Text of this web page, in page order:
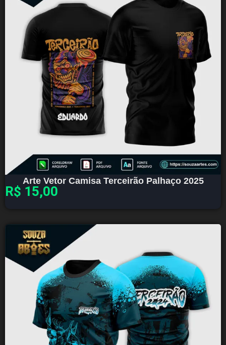
Arte Vetor Camisa Terceirão Palhaço 2025
R$ 15,00